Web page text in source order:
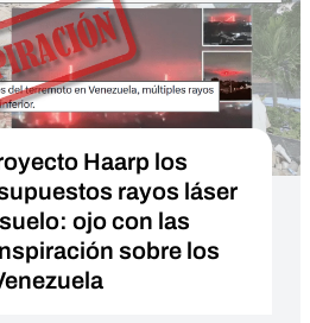
Haarp los
rayos láser
ojo con las
sobre los